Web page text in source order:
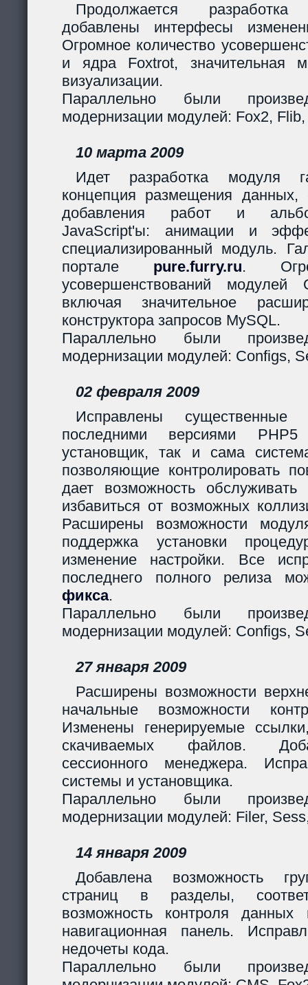
Продолжается
добавлены интерфесы
Огромное количество
и ядра Foxtrot, значительная
визуализации.
Параллельно были
модернизации модулей: Fox2,
10 марта 2009
Идет разработка модуля
концепция размещения данных,
добавления работ и
JavaScript'ы: анимации и
специализированный модуль.
портале pure.furry.ru.
усовершенствований
включая значительное
конструктора запросов MySQL.
Параллельно были
модернизации модулей: Configs,
02 февраля 2009
Исправлены существенные
последними версиями
установщик, так и сама
позволяющие контролировать
дает возможность
избавиться от возможных
Расширены возможности
поддержка установки
изменение настройки. Все
последнего полного релиза
фикса.
Параллельно были
модернизации модулей: Configs,
27 января 2009
Расширены возможности
начальные возможности
Изменены генерируемые
скачиваемых файлов.
сессионного менеджера.
системы и установщика.
Параллельно были
модернизации модулей: Filer,
14 января 2009
Добавлена возможность
страниц в разделы,
возможность контроля
навигационная панель.
недочеты кода.
Параллельно были